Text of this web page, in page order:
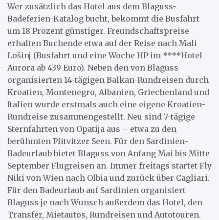
Wer zusätzlich das Hotel aus dem Blaguss-
Badeferien-Katalog bucht, bekommt die Busfahrt
um 18 Prozent günstiger. Freundschaftspreise
erhalten Buchende etwa auf der Reise nach Mali
Lošinj (Busfahrt und eine Woche HP im ****Hotel
Aurora ab 439 Euro). Neben den von Blaguss
organisierten 14-tägigen Balkan-Rundreisen durch
Kroatien, Montenegro, Albanien, Griechenland und
Italien wurde erstmals auch eine eigene Kroatien-
Rundreise zusammengestellt. Neu sind 7-tägige
Sternfahrten von Opatija aus – etwa zu den
berühmten Plitvitzer Seen. Für den Sardinien-
Badeurlaub bietet Blaguss von Anfang Mai bis Mitte
September Flugreisen an. Immer freitags startet Fly
Niki von Wien nach Olbia und zurück über Cagliari.
Für den Badeurlaub auf Sardinien organisiert
Blaguss je nach Wunsch außerdem das Hotel, den
Transfer, Mietautos, Rundreisen und Autotouren.